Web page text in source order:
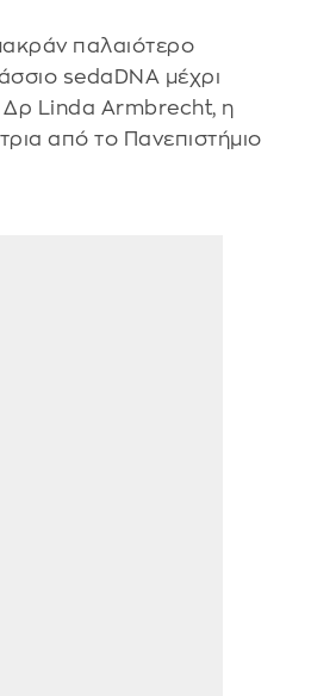
παλαιότερο
sedaDNA μέχρι
Linda Armbrecht, η
από το Πανεπιστήμιο